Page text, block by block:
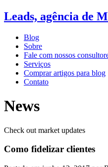
Leads, agência de
Blog
Sobre
Fale com nossos
Serviços
Comprar artigos para blog
Contato
News
Check out market updates
Como fidelizar clientes